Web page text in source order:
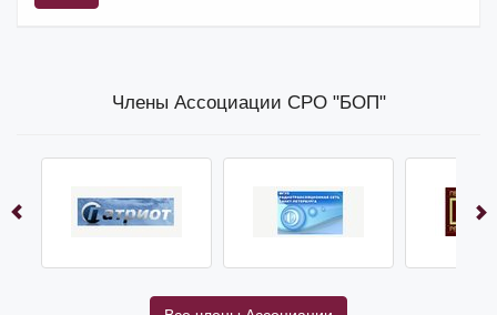
Члены Ассоциации СРО "БОП"